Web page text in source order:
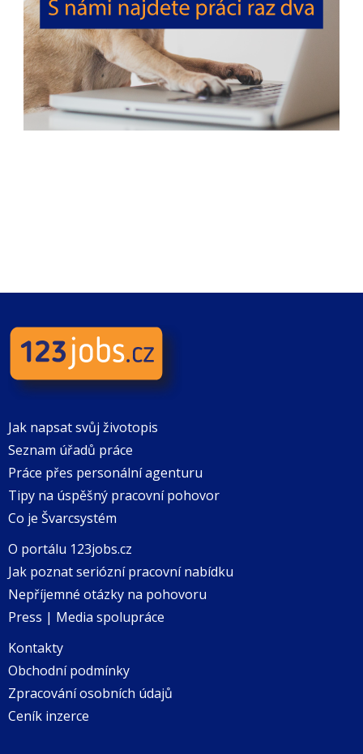
Jak napsat svůj životopis
Seznam úřadů práce
Práce přes personální agenturu
Tipy na úspěšný pracovní pohovor
Co je Švarcsystém
O portálu 123jobs.cz
Jak poznat seriózní pracovní nabídku
Nepříjemné otázky na pohovoru
Press | Media spolupráce
Kontakty
Obchodní podmínky
Zpracování osobních údajů
Ceník inzerce